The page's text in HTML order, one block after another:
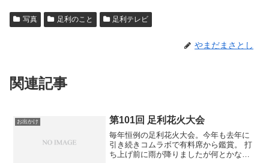
写真 足利のこと 足利テレビ
やまだまさとし
関連記事
お出かけ 第101回 足利花火大会
毎年恒例の足利花火大会。今年も去年に
引き続きコムラボで有料席から鑑賞。 打
ち上げ前に雨が降りましたが何とかなっ